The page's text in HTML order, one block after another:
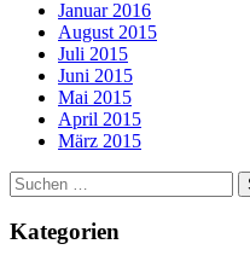
Januar 2016
August 2015
Juli 2015
Juni 2015
Mai 2015
April 2015
März 2015
Suchen
nach:
Kategorien